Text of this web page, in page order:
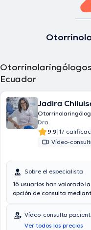
Ecuador
Jadira
Dra.
9.9|17
Vídeo-
Sobre el especialista
16 usuarios han valorado
opción de consulta
abarca todo lo
Sinusitis, Alergias nasales.
Vídeo-consulta
Ver todos los precios